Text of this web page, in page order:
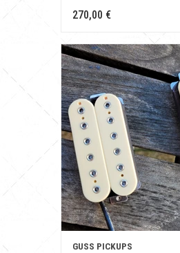
270,00 €
GUSS PICKUPS